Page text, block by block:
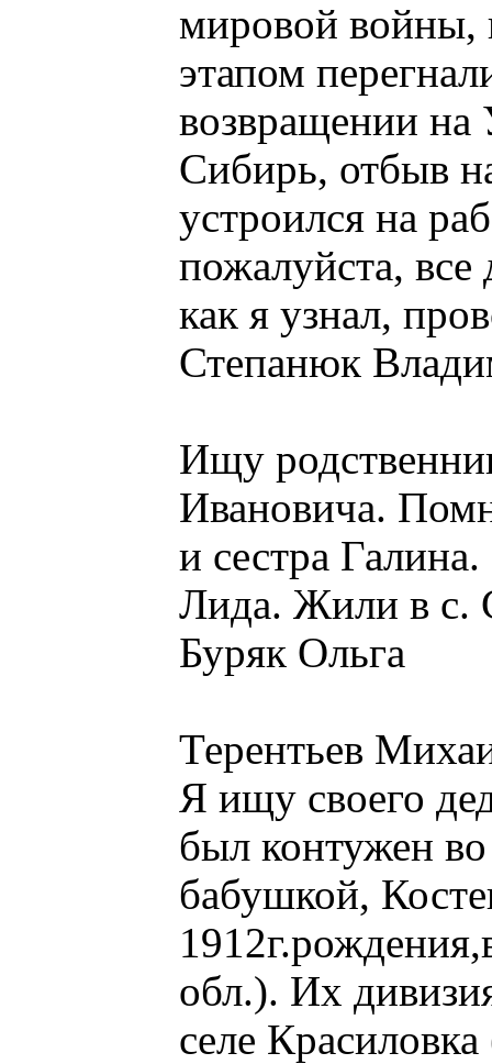
мировой войны,
этапом
возвращении на
Сибирь, отбыв
устроился на
пожалуйста,
как я узнал,
Степанюк
Ищу
Ивановича.
и сестра
Лида. Жили в с.
Буряк Ольга
Терентьев
Я ищу своего
был контужен
бабушкой,
обл.). Их
селе